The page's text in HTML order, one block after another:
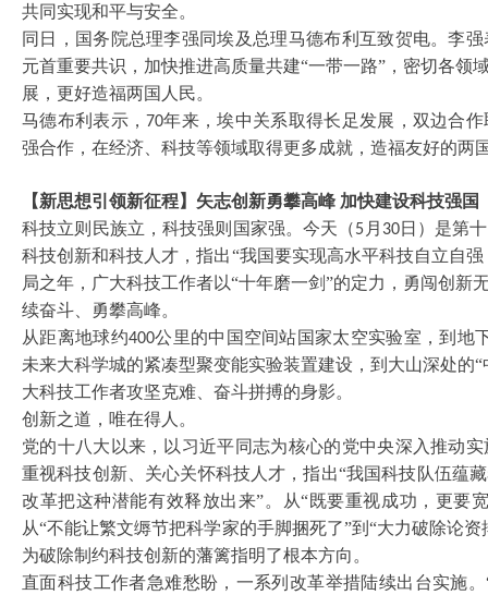
共同实现和平与安全。
同日，国务院总理李强同埃及总理马德布利互致贺电。李
元首重要共识，加快推进高质量共建“一带一路”，密切各领
展，更好造福两国人民。
马德布利表示，70年来，埃中关系取得长足发展，双边合
强合作，在经济、科技等领域取得更多成就，造福友好的两
【新思想引领新征程】矢志创新勇攀高峰 加快建设科技强国
科技立则民族立，科技强则国家强。今天（5 月 30日）是第
科技创新和科技人才，指出“我国要实现高水平科技自立自
局之年，广大科技工作者以“十年磨一剑”的定力，勇闯创新
续奋斗、勇攀高峰。
从距离地球约400公里的中国空间站国家太空实验室，到地
未来大科学城的紧凑型聚变能实验装置建设，到大山深处的
大科技工作者攻坚克难、奋斗拼搏的身影。
创新之道，唯在得人。
党的十八大以来，以习近平同志为核心的党中央深入推动
重视科技创新、关心关怀科技人才，指出“我国科技队伍蕴
改革把这种潜能有效释放出来”。从“既要重视成功，更要
从“不能让繁文缛节把科学家的手脚捆死了”到“大力破除论
为破除制约科技创新的藩篱指明了根本方向。
直面科技工作者急难愁盼，一系列改革举措陆续出台实施。